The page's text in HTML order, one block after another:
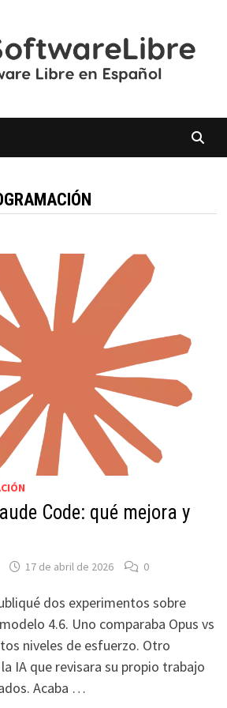
Code: qué mejora y
17 de abril de 2026 0
dos experimentos sobre
4.6. Uno comparaba Opus vs
niveles de esfuerzo. Otro
IA que revisara su propio trabajo
Acaba …